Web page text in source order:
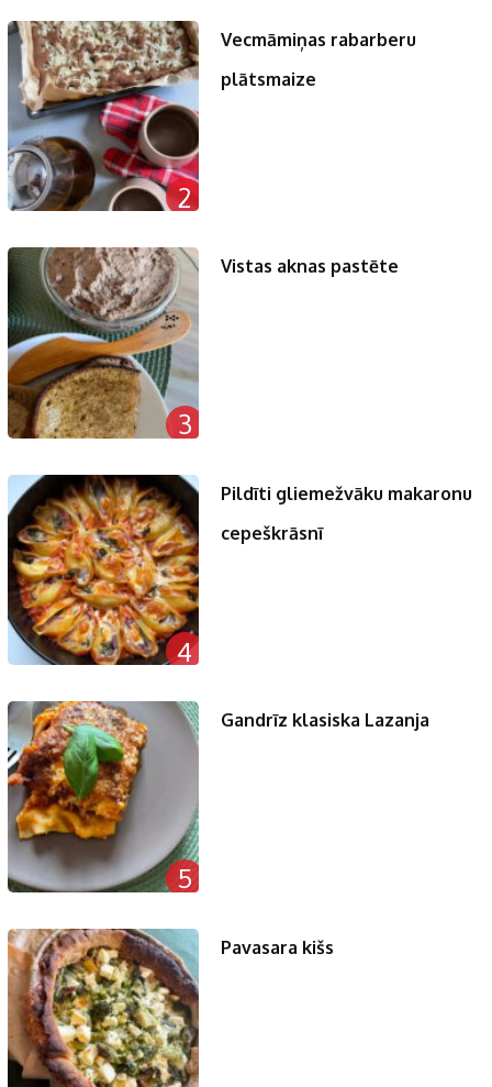
2
Vecmāmiņas rabarberu
plātsmaize
3
Vistas aknas pastēte
4
Pildīti gliemežvāku makaronu
cepeškrāsnī
5
Gandrīz klasiska Lazanja
Pavasara kišs